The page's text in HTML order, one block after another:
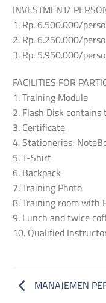
INVESTMENT/
1. Rp. 6.500.000/
2. Rp. 6.250.000/
3. Rp. 5.950.000/
FACILITIES FOR
1. Training Module
2. Flash Disk
3. Certificate
4. Stationeries:
5. T-Shirt
6. Backpack
7. Training Photo
8. Training room with
9. Lunch and twice
10. Qualified
MANAJEMEN